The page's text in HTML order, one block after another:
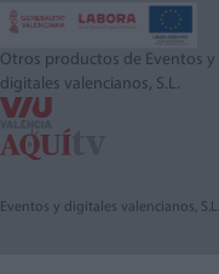
Otros productos de Eventos y
digitales valencianos, S.L.
Eventos y digitales valencianos,